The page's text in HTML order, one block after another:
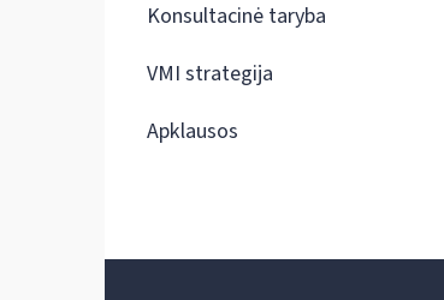
Konsultacinė taryba
VMI strategija
Apklausos